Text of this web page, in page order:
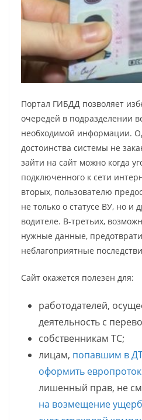
Портал ГИБДД позволяет
очередей в подразделении
необходимой информации.
достоинства системы не
зайти на сайт можно когда
подключенного к сети
вторых, пользователю
не только о статусе ВУ, но и
водителе. В-третьих,
нужные данные,
неблагоприятные
Сайт окажется полезен для:
работодателей,
деятельность с
собственникам ТС;
лицам, попавшим в
оформить
лишенный прав, не
на возмещение